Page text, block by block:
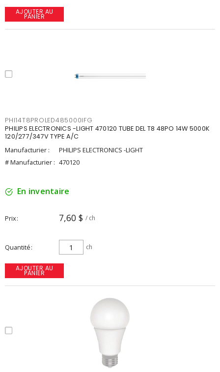
AJOUTER AU
PANIER
PHI14T8PROLED485000IFG
PHILIPS ELECTRONICS -LIGHT 470120 TUBE DEL T8 48PO 14W 5000K
120/277/347V TYPE A/C
Manufacturier :
PHILIPS ELECTRONICS -LIGHT
# Manufacturier : 470120
En inventaire
Prix 7,60 $ / ch
Quantité ch
AJOUTER AU
PANIER